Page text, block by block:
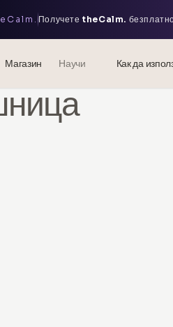
ПолучетеtheCalm.
Магазин Научи
Блог
Как да